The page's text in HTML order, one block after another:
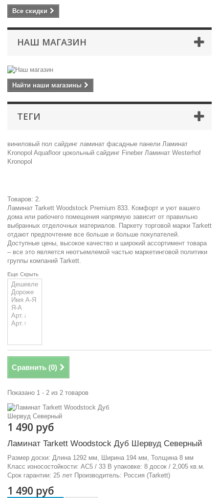
Все скидки
НАШ МАГАЗИН
Найти наши магазины
ТЕГИ
виниловый пол сайдинг ламинат фасадные панели Ламинат
Kronopol Aquafloor цокольный сайдинг Fineber Ламинат Westerhof
Kronopol
Товаров: 2.
Ламинат Tarkett Woodstock Premium 833. Комфорт и уют вашего
дома или рабочего помещения напрямую зависит от правильно
выбранных отделочных материалов. Паркету торговой марки Tarkett
отдают предпочтение все больше и больше покупателей.
Доступные цены, высокое качество и широкий ассортимент товара
– все это является неотъемлемой частью маркетинговой политики
группы компаний Tarkett.
Еще Скрыть
Сравнить (0)
Показано 1 - 2 из 2 товаров
1 490 руб
Ламинат Tarkett Woodstock Дуб Шервуд Северный
Размер доски: Длина 1292 мм, Ширина 194 мм, Толщина 8 мм
Класс износостойкости: АС5 / 33 В упаковке: 8 досок / 2,005 кв.м.
Срок гарантии: 25 лет Производитель: Россия (Tarkett)
1 490 руб